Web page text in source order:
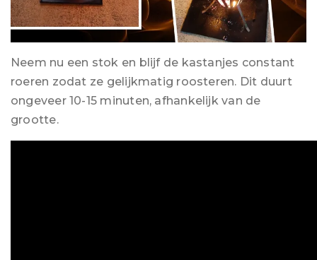
Neem nu een stok en blijf de kastanjes constant
roeren zodat ze gelijkmatig roosteren. Dit duurt
ongeveer 10-15 minuten, afhankelijk van de
grootte.